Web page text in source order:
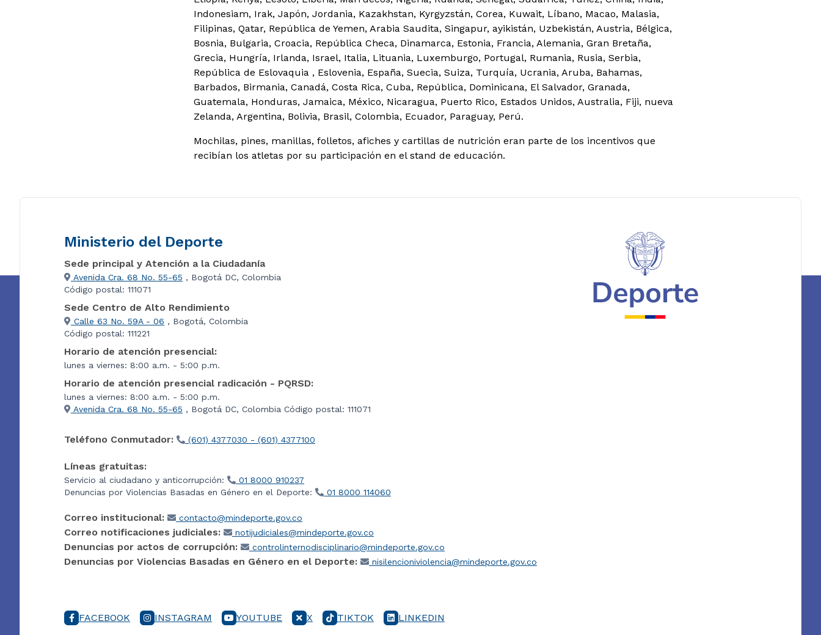
Indonesiam, Irak, Japón, Jordania, Kazakhstan, Kyrgyzstán, Corea, Kuwait, Líbano, Macao, Malasia,
Filipinas, Qatar, República de Yemen, Arabia Saudita, Singapur, ayikistán, Uzbekistán, Austria, Bélgica,
Bosnia, Bulgaria, Croacia, República Checa, Dinamarca, Estonia, Francia, Alemania, Gran Bretaña,
Grecia, Hungría, Irlanda, Israel, Italia, Lituania, Luxemburgo, Portugal, Rumania, Rusia, Serbia,
República de Eslovaquia , Eslovenia, España, Suecia, Suiza, Turquía, Ucrania, Aruba, Bahamas,
Barbados, Birmania, Canadá, Costa Rica, Cuba, República, Dominicana, El Salvador, Granada,
Guatemala, Honduras, Jamaica, México, Nicaragua, Puerto Rico, Estados Unidos, Australia, Fiji, nueva
Zelanda, Argentina, Bolivia, Brasil, Colombia, Ecuador, Paraguay, Perú.
Mochilas, pines, manillas, folletos, afiches y cartillas de nutrición eran parte de los incentivos que
recibían los atletas por su participación en el stand de educación.
Ministerio del Deporte
Sede principal y Atención a la Ciudadanía
Avenida Cra. 68 No. 55-65 , Bogotá DC, Colombia
Código postal: 111071
Sede Centro de Alto Rendimiento
Calle 63 No. 59A - 06 , Bogotá, Colombia
Código postal: 111221
Horario de atención presencial:
lunes a viernes: 8:00 a.m. - 5:00 p.m.
Horario de atención presencial radicación - PQRSD:
lunes a viernes: 8:00 a.m. - 5:00 p.m.
Avenida Cra. 68 No. 55-65 , Bogotá DC, Colombia Código postal: 111071
Teléfono Conmutador: (601) 4377030 - (601) 4377100
Líneas gratuitas:
Servicio al ciudadano y anticorrupción:
01 8000 910237
Denuncias por Violencias Basadas en Género en el Deporte:
01 8000 114060
Correo institucional: contacto@mindeporte.gov.co
Correo notificaciones judiciales: notijudiciales@mindeporte.gov.co
Denuncias por actos de corrupción: controlinternodisciplinario@mindeporte.gov.co
Denuncias por Violencias Basadas en Género en el Deporte: nisilencioniviolencia@mindeporte.gov.co
FACEBOOK INSTAGRAM YOUTUBE X TIKTOK LINKEDIN